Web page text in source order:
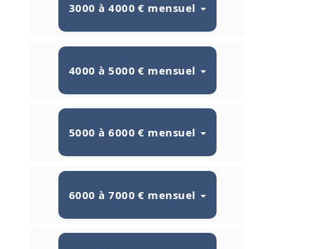
3000 à 4000 € mensuel
4000 à 5000 € mensuel
5000 à 6000 € mensuel
6000 à 7000 € mensuel